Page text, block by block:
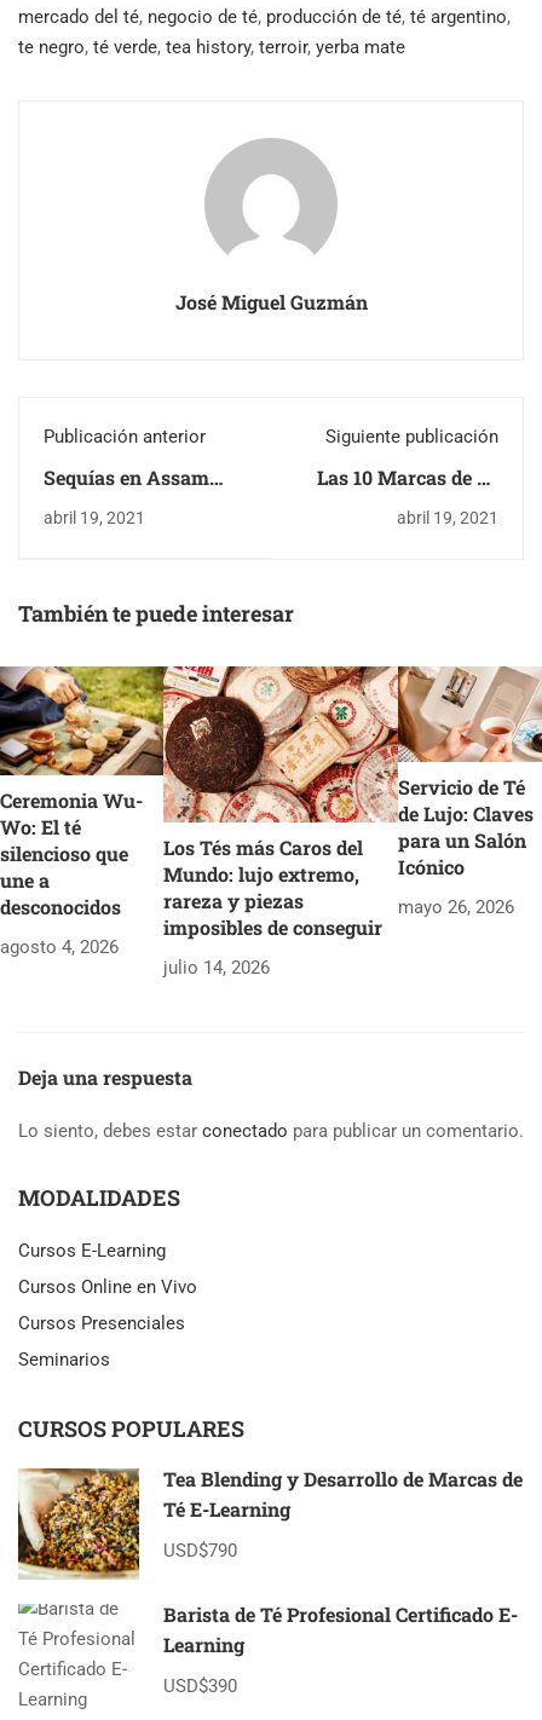
mercado del té, negocio de té, producción de té, té argentino,
te negro, té verde, tea history, terroir, yerba mate
José Miguel Guzmán
Publicación anterior
Sequías en Assam
Producción de Té
abril 19, 2021
Siguiente publicación
Las 10 Marcas de Té
2021
abril 19, 2021
También te puede interesar
Ceremonia Wu-
Wo: El té
silencioso que
une a
desconocidos
agosto 4, 2026
Los Tés más Caros del
Mundo: lujo extremo,
rareza y piezas
imposibles de conseguir
julio 14, 2026
Servicio de Té
de Lujo: Claves
para un Salón
Icónico
mayo 26, 2026
Deja una respuesta
Lo siento, debes estar conectado para publicar un comentario.
MODALIDADES
Cursos E-Learning
Cursos Online en Vivo
Cursos Presenciales
Seminarios
CURSOS POPULARES
Tea Blending y Desarrollo de Marcas de
Té E-Learning
USD$790
Barista de Té Profesional Certificado E-
Learning
USD$390